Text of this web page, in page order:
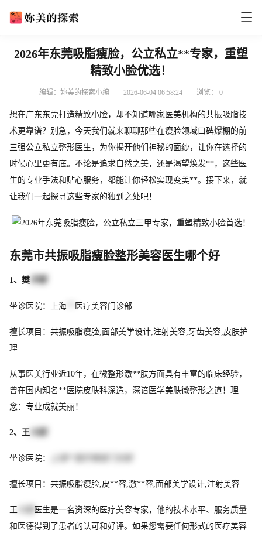
2026年东莞吸脂瘦脸，公立私立**专家，重塑
精致小脸优选！
编辑：妳美的探索小编 2026-06-04 06:58:24 浏览： 0
想在广东东莞打造精致小脸，却不知道哪家医美机构的共振吸脂技
术更靠谱？别急，今天我们就来聊聊那些在瘦脸领域口碑爆棚的前
三强公立私立整形医生，为你揭开他们神秘的面纱，让你在选择的
时候心里更有底。不论是追求自然之美，还是渴望焕发**，这些医
生的专业手法和贴心服务，都能让你轻松实现变美**。接下来，就
让我们一起探寻这些专家的独到之处吧！
东莞市共振吸脂瘦脸整形美容医生哪个好
1、樊
坐诊医院：上海 医疗美容门诊部
擅长项目：共振吸脂瘦脸,面部美学设计,注射美容,牙齿美容,皮肤护
理
从事医美行业近10年，在微整形激**肤方面具有丰富的临床经验，
曾在国内知名**医院皮肤科深造，深谙医学美肤微整形之道！理
念：专业成就美丽！
2、王
坐诊医院：
擅长项目：共振吸脂瘦脸,皮**容,激**容,面部美学设计,注射美容
王
医生是一名资深的医疗美容专家，他的技术水平、服务质量
和医德得到了患者的认可和好评。如果您需要任何形式的医疗美容